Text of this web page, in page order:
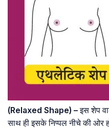
(Relaxed Shape) –इस शेप
साथ ही इसके निप्पल नीचे की ओर